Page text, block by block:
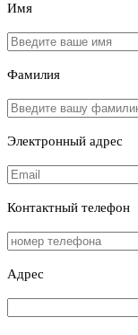
Имя
Фамилия
Электронный адрес
Контактный телефон
Адрес